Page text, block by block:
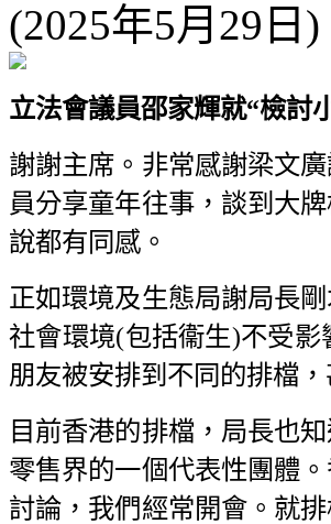
(2025年5月29日)
立法會議員邵家輝就“檢討
謝謝主席。非常感謝梁文
員分享童年往事，談到大
說都有同感。
正如環境及生態局謝局長
社會環境(包括衞生)不受
朋友被安排到不同的排檔
目前香港的排檔，局長也
零售界的一個代表性團體
討論，我們經常開會。就